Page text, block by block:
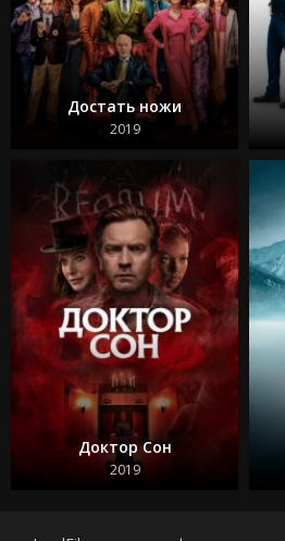
Достать ножи
2019
Доктор Сон
2019